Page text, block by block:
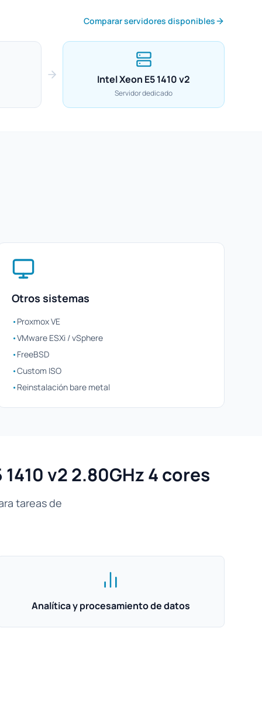
Comparar servidores disponibles
Intel Xeon E5 1410 v2
Servidor dedicado
Otros sistemas
•Proxmox VE
•VMware ESXi / vSphere
•FreeBSD
•Custom ISO
•Reinstalación bare metal
v2 2.80GHz 4 cores
tareas de
Analítica y procesamiento de datos